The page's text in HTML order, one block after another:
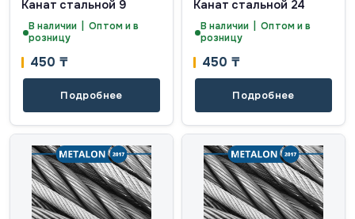
Канат стальной 9
В наличии | Оптом и в
розницу
450 ₸
Подробнее
Канат стальной 24
В наличии | Оптом и в
розницу
450 ₸
Подробнее